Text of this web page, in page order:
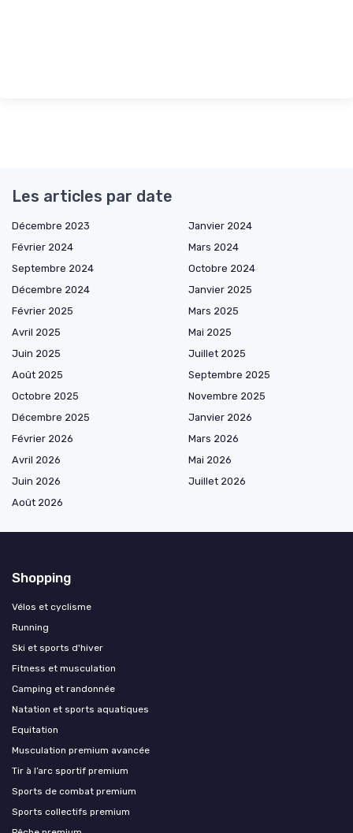
Les articles par date
Décembre 2023
Janvier 2024
Février 2024
Mars 2024
Septembre 2024
Octobre 2024
Décembre 2024
Janvier 2025
Février 2025
Mars 2025
Avril 2025
Mai 2025
Juin 2025
Juillet 2025
Août 2025
Septembre 2025
Octobre 2025
Novembre 2025
Décembre 2025
Janvier 2026
Février 2026
Mars 2026
Avril 2026
Mai 2026
Juin 2026
Juillet 2026
Août 2026
Shopping
Vélos et cyclisme
Running
Ski et sports d'hiver
Fitness et musculation
Camping et randonnée
Natation et sports aquatiques
Equitation
Musculation premium avancée
Tir à l’arc sportif premium
Sports de combat premium
Sports collectifs premium